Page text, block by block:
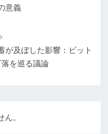
意義
が及ぼした影響：ビット
を巡る議論
。